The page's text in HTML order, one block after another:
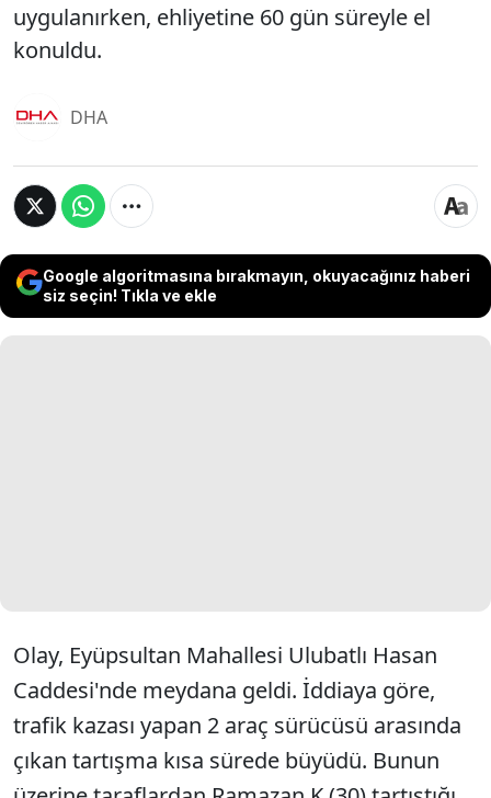
uygulanırken, ehliyetine 60 gün süreyle el
konuldu.
DHA
Google algoritmasına bırakmayın, okuyacağınız haberi
siz seçin! Tıkla ve ekle
Olay, Eyüpsultan Mahallesi Ulubatlı Hasan
Caddesi'nde meydana geldi. İddiaya göre,
trafik kazası yapan 2 araç sürücüsü arasında
çıkan tartışma kısa sürede büyüdü. Bunun